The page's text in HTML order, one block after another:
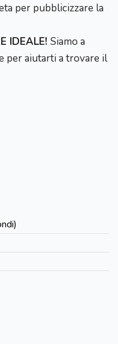
per pubblicizzare la
IDEALE! Siamo a
per aiutarti a trovare il